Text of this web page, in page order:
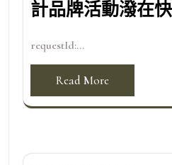
計品牌活動潑在
requestId:...
Read More